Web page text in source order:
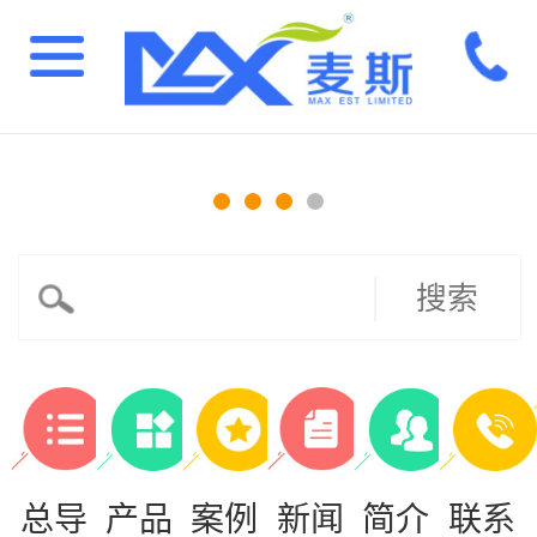
搜索
总导 产品 案例 新闻 简介 联系